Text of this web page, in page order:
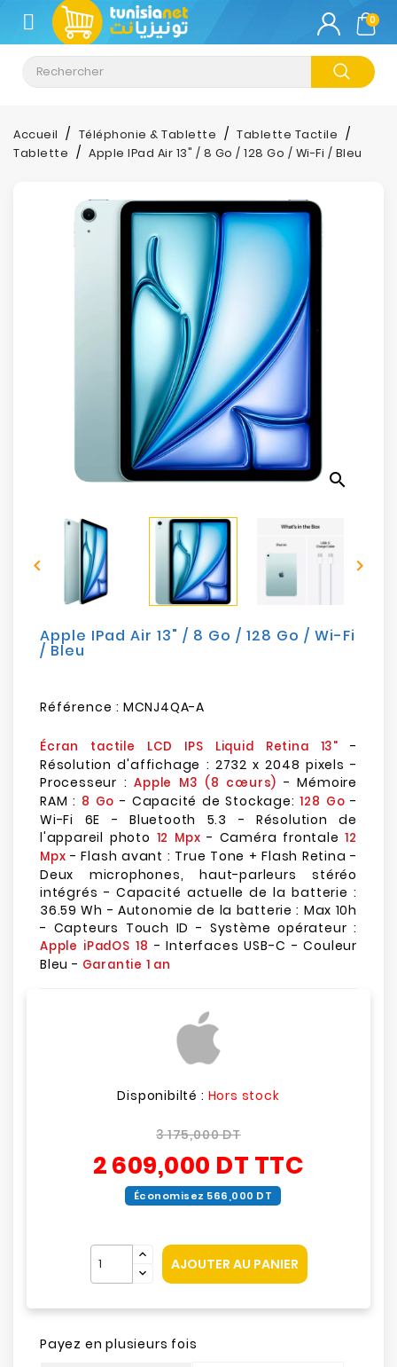
CATÉGORIE
Climatisation
Informatique
Tablette
Mobilités
0
Accueil Téléphonie & Tablette
Tablette Tactile
Tablette
Apple IPad Air 13" / 8 Go / 128 Go / Wi-Fi / Bleu
search
 
Apple IPad Air 13" / 8 Go / 128 Go / Wi-Fi
/ Bleu
Référence : MCNJ4QA-A
Écran tactile LCD IPS Liquid Retina 13" -
Résolution d'affichage : 2732 x 2048 pixels -
Processeur :Apple M3 (8 cœurs) - Mémoire
RAM : 8 Go - Capacité de Stockage:128 Go -
Wi-Fi 6E - Bluetooth 5.3 - Résolution de
l'appareil photo 12 Mpx - Caméra frontale12
Mpx - Flash avant : True Tone + Flash Retina -
Deux microphones, haut-parleurs stéréo
intégrés - Capacité actuelle de la batterie :
36.59 Wh - Autonomie de la batterie : Max 10h
- Capteurs Touch ID - Système opérateur :
Apple iPadOS 18 - Interfaces USB-C - Couleur
Bleu - Garantie 1 an
Disponibilté : Hors stock
3 175,000 DT
2 609,000 DT TTC
Économisez 566,000 DT
AJOUTER AU PANIER
Payez en plusieurs fois